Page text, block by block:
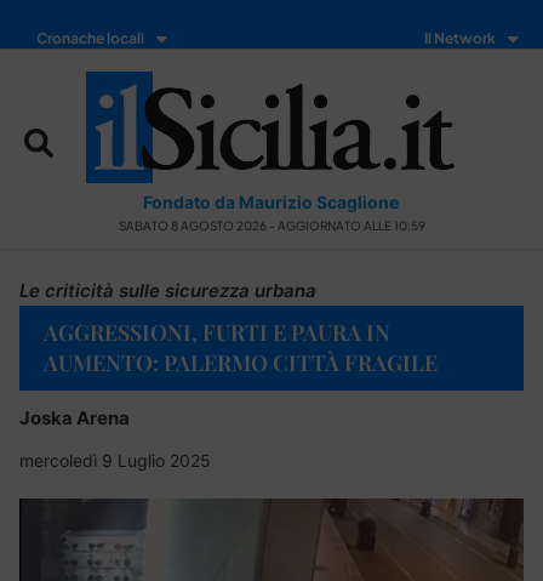
Cronache locali Il Network
Fondato da Maurizio Scaglione
SABATO 8 AGOSTO 2026 - AGGIORNATO ALLE 10:59
Le criticità sulle sicurezza urbana
AGGRESSIONI, FURTI E PAURA IN
AUMENTO: PALERMO CITTÀ FRAGILE
Joska Arena
mercoledì 9 Luglio 2025